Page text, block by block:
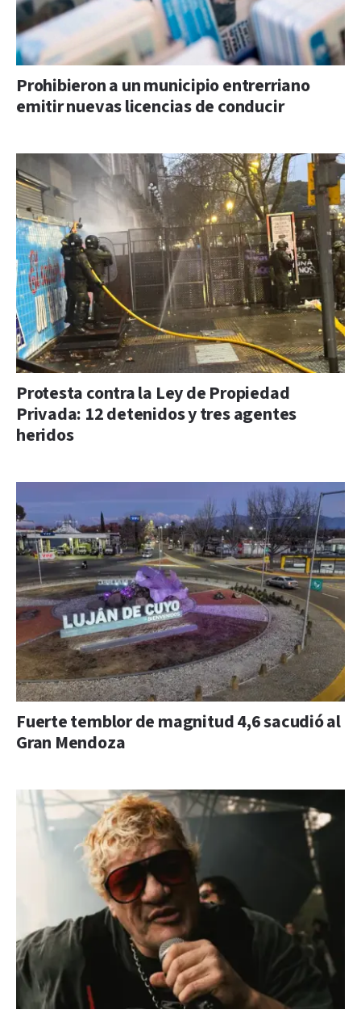
Prohibieron a un municipio entrerriano
emitir nuevas licencias de conducir
Protesta contra la Ley de Propiedad
Privada: 12 detenidos y tres agentes
heridos
Fuerte temblor de magnitud 4,6 sacudió al
Gran Mendoza